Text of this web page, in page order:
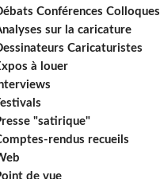
Conférences Colloques
sur la caricature
Caricaturistes
à louer
"satirique"
rendus recueils
de vue